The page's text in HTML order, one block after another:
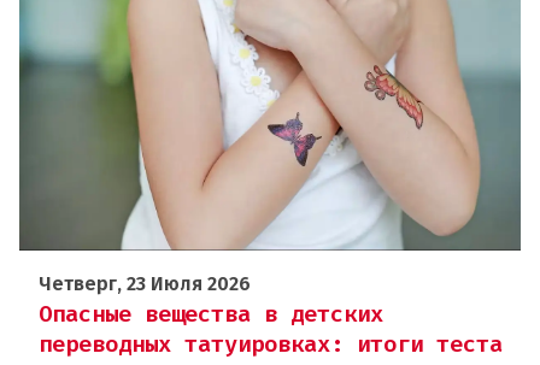
Четверг, 23 Июля 2026
Опасные вещества в детских
переводных татуировках: итоги теста